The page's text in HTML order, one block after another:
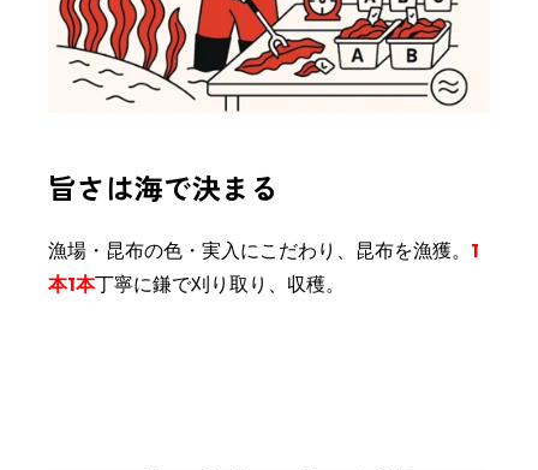
旨さは海で決まる
漁場・昆布の色・実入にこだわり、昆布を漁獲。 1
本1本丁寧に鎌で刈り取り、収穫。